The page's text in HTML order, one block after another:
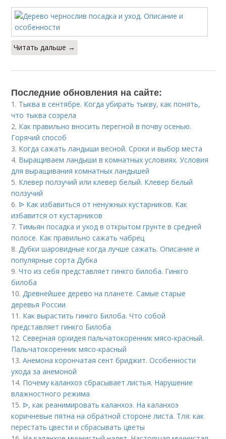
Читать дальше →
Последние обновления на сайте:
1. Тыква в сентябре. Когда убирать тыкву, как понять,
что тыква созрела
2. Как правильно вносить перегной в почву осенью.
Горячий способ
3. Когда сажать ландыши весной. Сроки и выбор места
4. Выращиваем ландыши в комнатных условиях. Условия
для выращивания комнатных ландышей
5. Клевер ползучий или клевер белый. Клевер белый
ползучий
6. ᐉ Как избавиться от ненужных кустарников. Как
избавится от кустарников
7. Тимьян посадка и уход в открытом грунте в средней
полосе. Как правильно сажать чабрец
8. Дубки шаровидные когда лучше сажать. Описание и
популярные сорта Дубка
9.Что из себя представляет гинкго билоба. Гинкго
билоба
10. Древнейшее дерево на планете. Самые старые
деревья России
11. Как вырастить гинкго Билоба. Что собой
представляет гинкго Билоба
12.Северная орхидея пальчатокоренник мясо-красный.
Пальчатокоренник мясо-красный
13.Анемона корончатая сент бриджит. Особенности
ухода за анемоной
14. Почему каланхоэ сбрасывает листья. Нарушение
влажностного режима
15. ᐉ, как реанимировать каланхоэ. На каланхоэ
коричневые пятна на обратной стороне листа. Тля: как
перестать цвести и сбрасывать цветы